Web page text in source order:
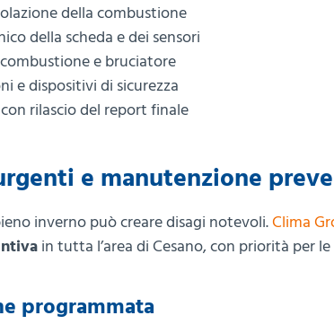
della combustione
della scheda e dei sensori
e bruciatore
e dispositivi di sicurezza
rilascio del report finale
e manutenzione
inverno può creare disagi notevoli.Clima
in tutta l’area di Cesano, con priorità per
programmata